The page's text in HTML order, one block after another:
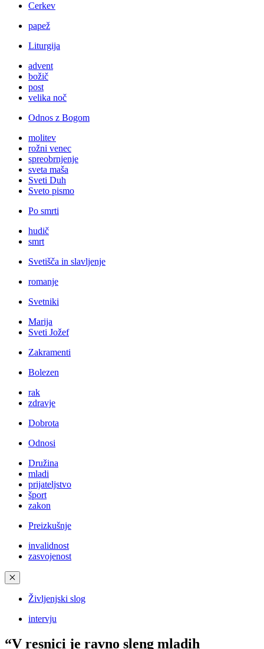
Cerkev
papež
Liturgija
advent
božič
post
velika noč
Odnos z Bogom
molitev
rožni venec
spreobrnjenje
sveta maša
Sveti Duh
Sveto pismo
Po smrti
hudič
smrt
Svetišča in slavljenje
romanje
Svetniki
Marija
Sveti Jožef
Zakramenti
Bolezen
rak
zdravje
Dobrota
Odnosi
Družina
mladi
prijateljstvo
šport
zakon
Preizkušnje
invalidnost
zasvojenost
✕
Življenjski slog
intervju
“V resnici je ravno sleng mladih